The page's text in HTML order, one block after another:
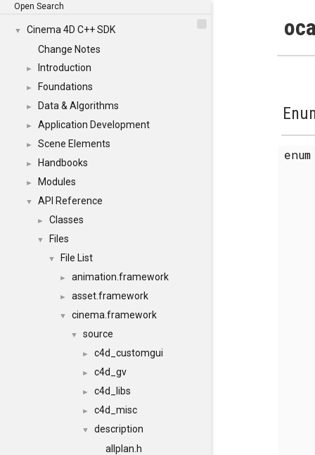
Open Search
▼
Cinema 4D C++ SDK
Change Notes
► Introduction
► Foundations
► Data & Algorithms
► Application Development
► Scene Elements
► Handbooks
► Modules
▼ API Reference
► Classes
▼ Files
▼ File List
► animation.framework
► asset.framework
▼ cinema.framework
▼ source
► c4d_customgui
► c4d_gv
► c4d_libs
► c4d_misc
▼
description
allplan.h